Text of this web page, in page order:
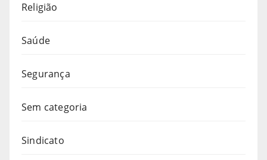
Religião
Saúde
Segurança
Sem categoria
Sindicato